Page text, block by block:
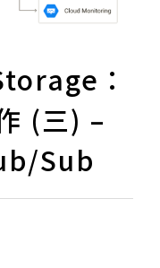
：
(三) –
Sub